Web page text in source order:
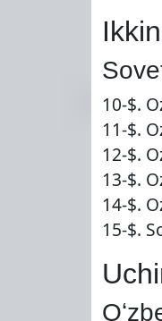
10-$.
11-$.
12-$.
13-$.
14-$.
15-$.